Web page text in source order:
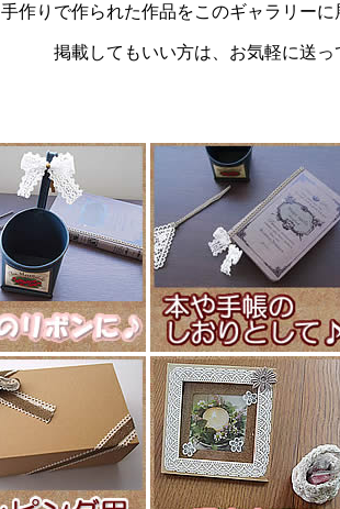
手作りで作られた作品をこのギャラリーに
掲載してもいい方は、お気軽に送っ